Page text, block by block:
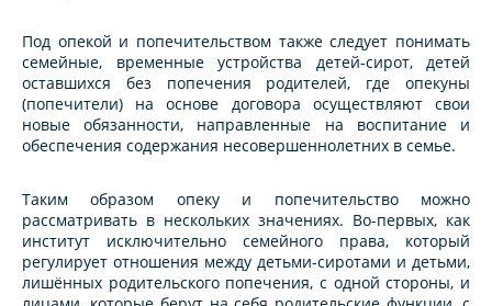
Под опекой и попечительством также следует понимать
семейные, временные устройства детей-сирот, детей
оставшихся без попечения родителей, где опекуны
(попечители) на основе договора осуществляют свои
новые обязанности, направленные на воспитание и
обеспечения содержания несовершеннолетних в семье.
Таким образом опеку и попечительство можно
рассматривать в нескольких значениях. Во-первых, как
институт исключительно семейного права, который
регулирует отношения между детьми-сиротами и детьми,
лишённых родительского попечения, с одной стороны, и